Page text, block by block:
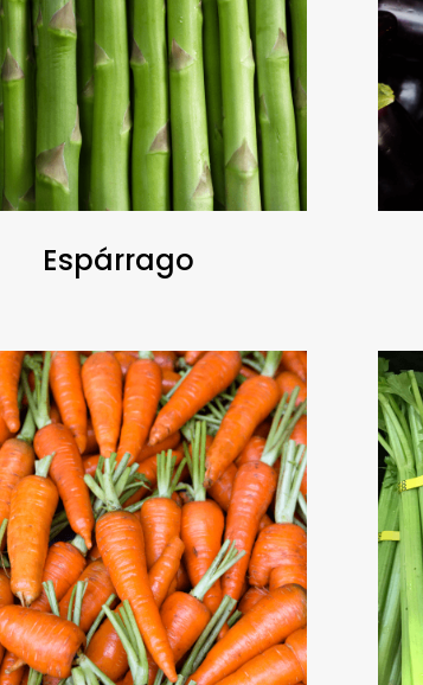
Espárrago